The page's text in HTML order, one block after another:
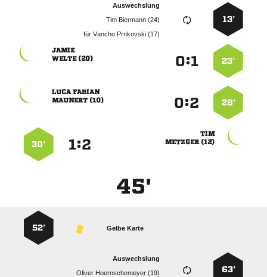
13’
Auswechslung
  
für  
23’
:

 
28’
:
 
 

 
:
30’
45'
Gelbe Karte
52’
63’
Auswechslung
  